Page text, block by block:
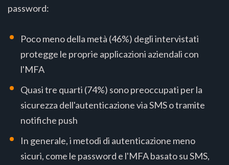
password:
Poco meno della metà (46%) degli intervistati
protegge le proprie applicazioni aziendali con
l'MFA
Quasi tre quarti (74%) sono preoccupati per la
sicurezza dell'autenticazione via SMS o tramite
notifiche push
In generale, i metodi di autenticazione meno
sicuri, come le password e l'MFA basato su SMS,